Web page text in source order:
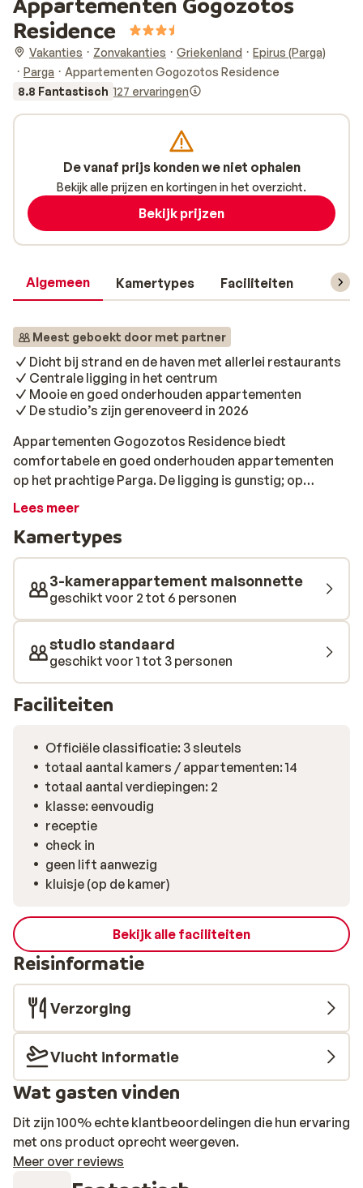
Residence
Vakanties Zonvakanties Griekenland
Epirus (Parga)
Parga
Appartementen Gogozotos Residence
8.8 Fantastisch 127 ervaringen
Algemeen Kamertypes Faciliteiten
Meest geboekt door met partner
Dicht bij strand en de haven met allerlei restaurants
Centrale ligging in het centrum
Mooie en goed onderhouden appartementen
De studio’s zijn gerenoveerd in 2026
Appartementen Gogozotos Residence biedt
comfortabele en goed onderhouden appartementen
op het prachtige Parga. De ligging is gunstig; op
loopafstand van het centrum, gezellige haven en
voorzieningen. Haal bij het bakkertje vers gebakken
brood aan de overkant van de straat en begin de dag
goed op je balkon of terras met een lekker ontbijt. In de
buurt zijn er veel eetgelegenheden en winkels,
waardoor je goed de lokale keuken kunt verkennen. Het
vriendelijke personeel staat altijd klaar om te helpen
met eventuele vragen of verzoeken. Geniet van een
zorgeloos verblijf in dit charmante deel van
Griekenland.
Lees meer
Kamertypes
3-kamerappartement maisonnette
geschikt voor 2 tot 6 personen
studio standaard
geschikt voor 1 tot 3 personen
Faciliteiten
Officiële classificatie: 3 sleutels
totaal aantal kamers / appartementen: 14
totaal aantal verdiepingen: 2
klasse: eenvoudig
receptie
check in
geen lift aanwezig
kluisje (op de kamer)
Bekijk alle faciliteiten
Reisinformatie
Verzorging
Vlucht informatie
Wat gasten vinden
Dit zijn 100% echte klantbeoordelingen die hun ervaring
met ons product oprecht weergeven.
Meer over reviews
De vanaf prijs konden we niet ophalen
Bekijk alle prijzen en kortingen in het overzicht.
Bekijk prijzen